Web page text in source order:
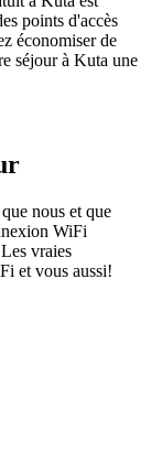
points d'accès
économiser de
séjour à Kuta une
nous et que
WiFi
vraies
et vous aussi!